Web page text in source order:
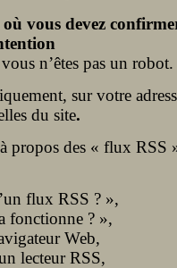
vous devez
n’êtes pas un robot.
sur votre
du site.
propos des « flux RSS
flux RSS ? »,
fonctionne ? »,
Web,
lecteur RSS,